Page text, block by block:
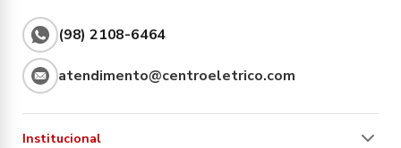
(98) 2108-6464
atendimento@centroeletrico.com
Institucional